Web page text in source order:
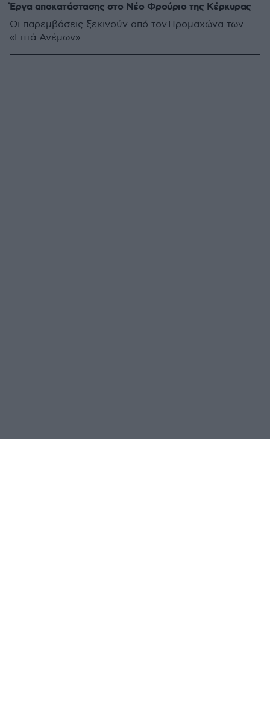
Έργα αποκατάστασης στο Νέο Φρούριο της Κέρκυρας
Οι παρεμβάσεις ξεκινούν από τον Προμαχώνα των
«Επτά Ανέμων»